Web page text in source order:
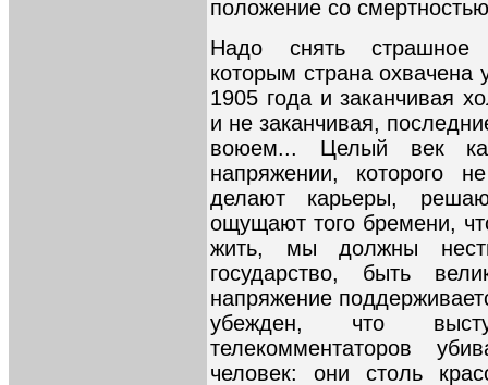
положение со
Надо снять страшное
которым страна охвачена
1905 года и заканчивая
и не заканчивая,
воюем... Целый век
напряжении, которого
делают карьеры,
ощущают того бремени,
жить, мы должны
государство, быть
напряжение
убежден, что
телекомментаторов
человек: они столь